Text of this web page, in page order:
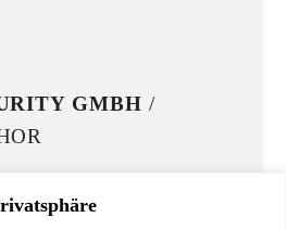
GMBH /